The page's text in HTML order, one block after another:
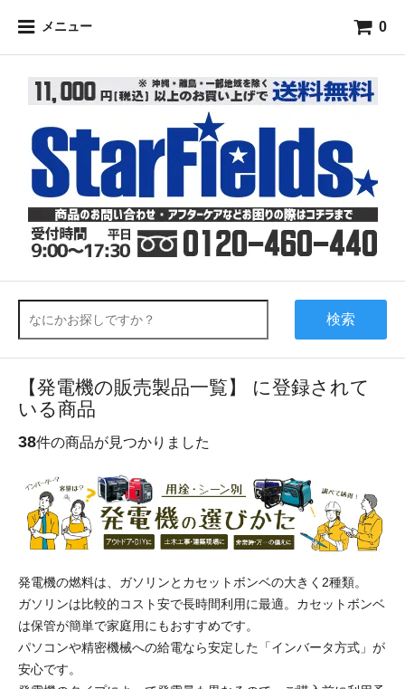
メニュー 0
検索
【発電機の販売製品一覧】 に登録されて
いる商品
38件の商品が見つかりました
発電機の燃料は、ガソリンとカセットボンベの大きく2種類。
ガソリンは比較的コスト安で長時間利用に最適。カセットボンベ
は保管が簡単で家庭用にもおすすめです。
パソコンや精密機械への給電なら安定した「インバータ方式」が
安心です。